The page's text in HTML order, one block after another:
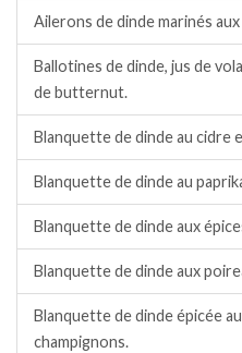
Ailerons de dinde marinés
Ballotines de dinde, jus de
de butternut.
Blanquette de dinde au cidre
Blanquette de dinde au
Blanquette de dinde aux
Blanquette de dinde aux
Blanquette de dinde épicée
champignons.